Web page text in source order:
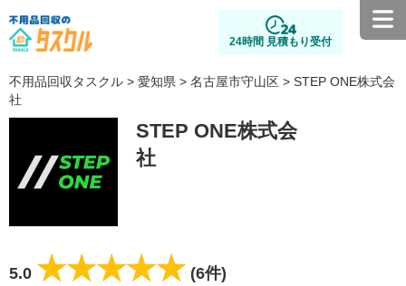
24時間 見積もり受付
不用品回収タスクル > 愛知県 > 名古屋市守山区 > STEP ONE株式会
社
STEP ONE株式会
社
5.0 ★★★★★
★★★★★ (6件)